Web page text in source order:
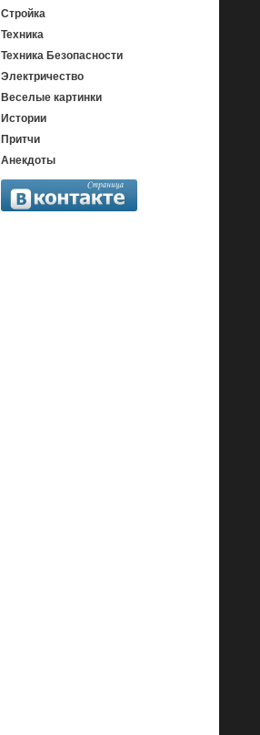
Стройка
Техника
Техника Безопасности
Электричество
Веселые картинки
Истории
Притчи
Анекдоты